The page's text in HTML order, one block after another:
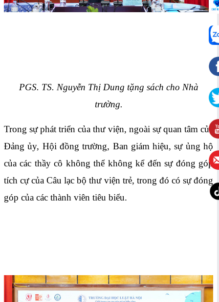
PGS. TS. Nguyễn Thị Dung tặng sách cho Nhà
trường.
Trong sự phát triển của thư viện, ngoài sự quan tâm của
Đảng ủy, Hội đồng trường, Ban giám hiệu, sự ủng hộ
của các thầy cô không thể không kể đến sự đóng góp
tích cự của Câu lạc bộ thư viện trẻ, trong đó có sự đóng
góp của các thành viên tiêu biểu.